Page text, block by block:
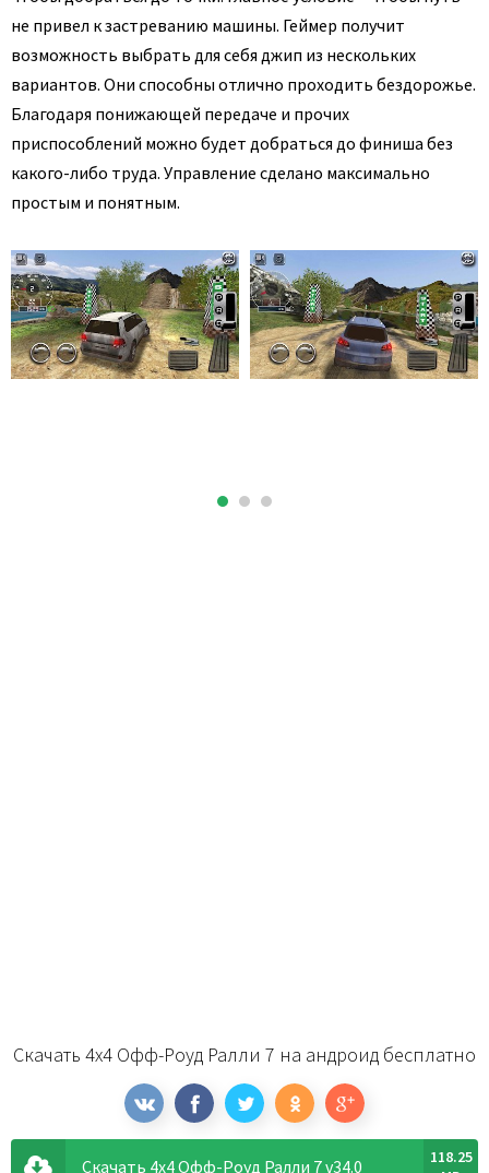
не привел к застреванию машины. Геймер получит
возможность выбрать для себя джип из нескольких
вариантов. Они способны отлично проходить бездорожье.
Благодаря понижающей передаче и прочих
приспособлений можно будет добраться до финиша без
какого-либо труда. Управление сделано максимально
простым и понятным.
Скачать 4x4 Офф-Роуд Ралли 7 на андроид бесплатно
Скачать 4x4 Офф-Роуд Ралли 7 v34.0
118.25